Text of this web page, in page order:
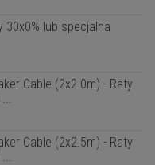
30x0% lub specjalna
Cable (2x2.0m) - Raty
Cable (2x2.5m) - Raty